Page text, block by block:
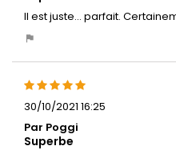
Il est juste… parfait.
30/10/2021 16:25
Par Poggi
Superbe